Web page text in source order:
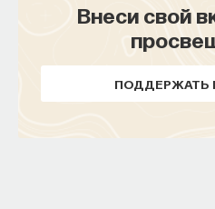
Внеси свой
ПОДДЕРЖАТЬ